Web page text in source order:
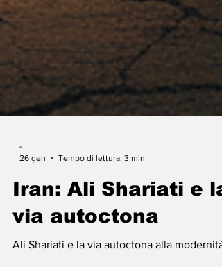
-
26 gen
Tempo di lettura: 3 min
Iran: Ali Shariati e la